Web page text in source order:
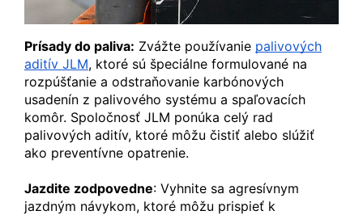
Prísady do paliva: Zvážte používanie palivových
aditív JLM, ktoré sú špeciálne formulované na
rozpúšťanie a odstraňovanie karbónových
usadenín z palivového systému a spaľovacích
komôr. Spoločnosť JLM ponúka celý rad
palivových aditív, ktoré môžu čistiť alebo slúžiť
ako preventívne opatrenie.
Jazdite zodpovedne: Vyhnite sa agresívnym
jazdným návykom, ktoré môžu prispieť k